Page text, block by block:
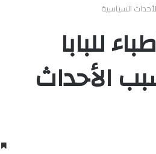
السياسية
للبابا
الأحداث